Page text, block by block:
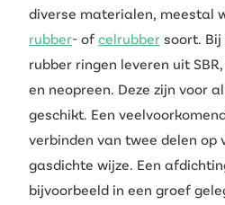
diverse materialen, meestal
rubber- of celrubber soort. Bij
rubber ringen leveren uit SBR,
en neopreen. Deze zijn voor
geschikt. Een
verbinden van twee delen op
gasdichte wijze. Een
bijvoorbeeld in een groef